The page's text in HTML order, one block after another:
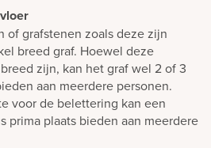
of grafstenen zoals deze zijn
breed graf. Hoewel deze
zijn, kan het graf wel 2 of 3
aan meerdere personen.
voor de belettering kan een
prima plaats bieden aan meerdere